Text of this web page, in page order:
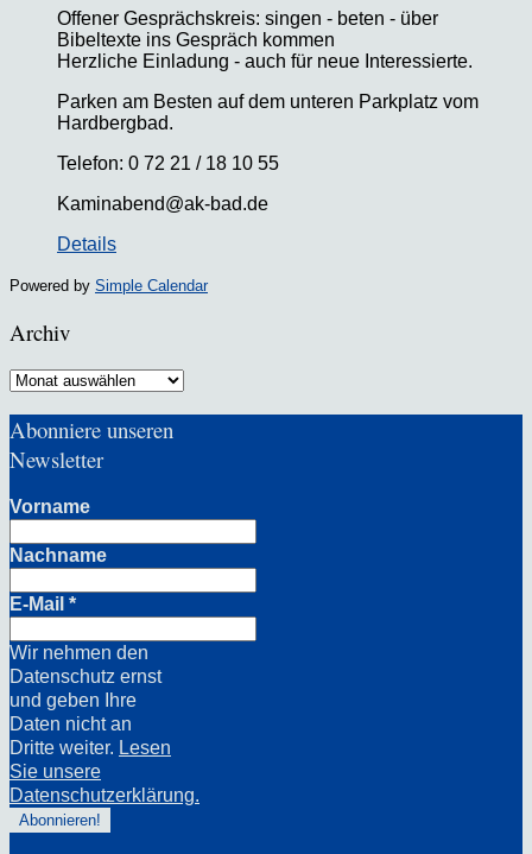
Offener Gesprächskreis: singen - beten - über
Bibeltexte ins Gespräch kommen
Herzliche Einladung - auch für neue Interessierte.
Parken am Besten auf dem unteren Parkplatz vom
Hardbergbad.
Telefon: 0 72 21 / 18 10 55
Kaminabend@ak-bad.de
Details
Powered by Simple Calendar
Archiv
Archiv
Abonniere unseren
Newsletter
Vorname
Nachname
E-Mail *
Wir nehmen den
Datenschutz ernst
und geben Ihre
Daten nicht an
Dritte weiter. Lesen
Sie unsere
Datenschutzerklärung.